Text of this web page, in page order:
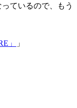
ているので、もう
」 」